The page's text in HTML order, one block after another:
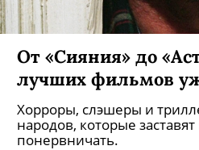
От «Сияния» до
лучших фильмов
Хорроры, слэшеры и
народов, которые
понервничать.